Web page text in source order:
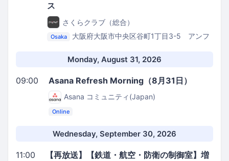
ス
さくらクラブ（総合）
Osaka
大阪府大阪市中央区谷町1丁目3-5 アンフ
コーボックス
Monday, August 31, 2026
09:00 Asana Refresh Morning（8月31日）
Asana コミュニティ(Japan)
Online
Wednesday, September 30, 2026
11:00
【再放送】【鉄道・航空・防衛の制御室】増